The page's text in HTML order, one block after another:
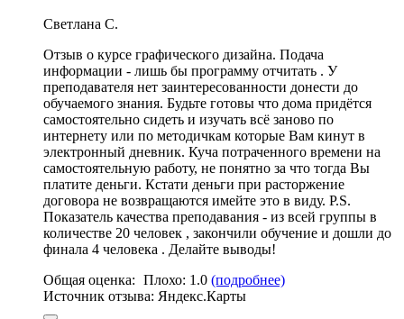
Светлана С.
Отзыв о курсе графического дизайна. Подача
информации - лишь бы программу отчитать . У
преподавателя нет заинтересованности донести до
обучаемого знания. Будьте готовы что дома придётся
самостоятельно сидеть и изучать всё заново по
интернету или по методичкам которые Вам кинут в
электронный дневник. Куча потраченного времени на
самостоятельную работу, не понятно за что тогда Вы
платите деньги. Кстати деньги при расторжение
договора не возвращаются имейте это в виду. P.S.
Показатель качества преподавания - из всей группы в
количестве 20 человек , закончили обучение и дошли до
финала 4 человека . Делайте выводы!
Общая оценка: Плохо: 1.0 (подробнее)
Источник отзыва: Яндекс.Карты